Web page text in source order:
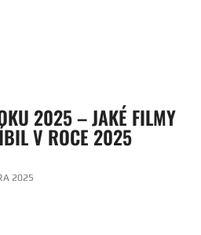
2025 – JAKÉ FILMY
V ROCE 2025
2025